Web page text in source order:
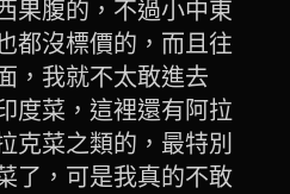
果腹的，不過小中東
都沒標價的，而且往
，我就不太敢進去
度菜，這裡還有阿拉
克菜之類的，最特別
了，可是我真的不敢